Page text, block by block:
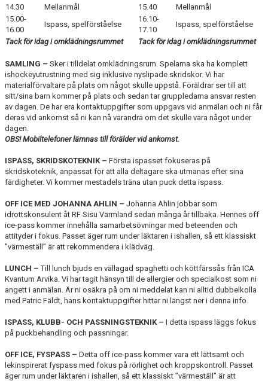
14.30
Mellanmål 15.40
Mellanmål
15.00-
16.00
Ispass, spelförståelse
16.10-
17.10
Ispass, spelförståelse
Tack för idag i omklädningsrummet
Tack för idag i omklädningsrummet
SAMLING – Sker i tilldelat omklädningsrum. Spelarna ska ha komplett
ishockeyutrustning med sig inklusive nyslipade skridskor. Vi har
materialförvaltare på plats om något skulle uppstå. Föräldrar ser till att
sitt/sina barn kommer på plats och sedan tar gruppledarna ansvar resten
av dagen. De har era kontaktuppgifter som uppgavs vid anmälan och ni får
deras vid ankomst så ni kan nå varandra om det skulle vara något under
dagen.
OBS! Mobiltelefoner lämnas till förälder vid ankomst.
ISPASS, SKRIDSKOTEKNIK – Första ispasset fokuseras på
skridskoteknik, anpassat för att alla deltagare ska utmanas efter sina
färdigheter. Vi kommer mestadels träna utan puck detta ispass.
OFF ICE MED JOHANNA AHLIN – Johanna Ahlin jobbar som
idrottskonsulent åt RF Sisu Värmland sedan många år tillbaka. Hennes off
ice-pass kommer innehålla samarbetsövningar med beteenden och
attityder i fokus. Passet äger rum under läktaren i ishallen, så ett klassiskt
”värmeställ” är att rekommendera i klädväg.
LUNCH –Till lunch bjuds en vällagad spaghetti och köttfärssås från ICA
Kvantum Arvika. Vi har tagit hänsyn till de allergier och specialkost som ni
angett i anmälan. Är ni osäkra på om ni meddelat kan ni alltid dubbelkolla
med Patric Fäldt, hans kontaktuppgifter hittar ni längst ner i denna info.
ISPASS, KLUBB- OCH PASSNINGSTEKNIK – I detta ispass läggs fokus
på puckbehandling och passningar.
OFF ICE, FYSPASS – Detta off ice-pass kommer vara ett lättsamt och
lekinspirerat fyspass med fokus på rörlighet och kroppskontroll. Passet
äger rum under läktaren i ishallen, så ett klassiskt ”värmeställ” är att